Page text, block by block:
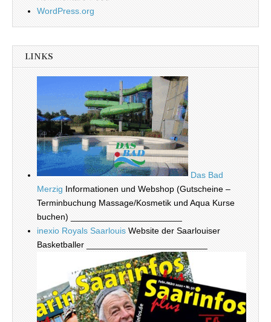
WordPress.org
LINKS
Das Bad
Merzig Informationen und Webshop (Gutscheine –
Terminbuchung Massage/Kosmetik und Aqua Kurse
buchen) _______________________
inexio Royals Saarlouis Website der Saarlouiser
Basketballer _________________________